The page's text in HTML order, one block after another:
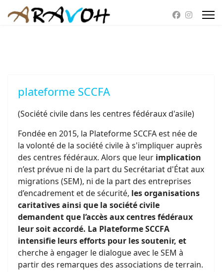
plateforme SCCFA
(Société civile dans les centres fédéraux d'asile)
Fondée en 2015, la Plateforme SCCFA est née de
la volonté de la société civile à s'impliquer auprès
des centres fédéraux. Alors que leur implication
n’est prévue ni de la part du Secrétariat d'État aux
migrations (SEM), ni de la part des entreprises
d’encadrement et de sécurité, les organisations
caritatives ainsi que la société civile
demandent que l’accès aux centres fédéraux
leur soit accordé. La Plateforme SCCFA
intensifie leurs efforts pour les soutenir, et
cherche à engager le dialogue avec le SEM à
partir des remarques des associations de terrain.